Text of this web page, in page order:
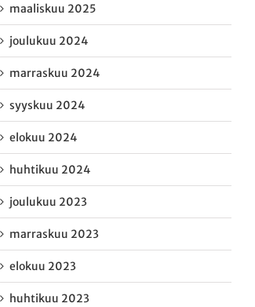
maaliskuu 2025
joulukuu 2024
marraskuu 2024
syyskuu 2024
elokuu 2024
huhtikuu 2024
joulukuu 2023
marraskuu 2023
elokuu 2023
huhtikuu 2023